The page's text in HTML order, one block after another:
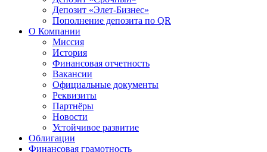
Депозит «Элет-Бизнес»
Пополнение депозита по QR
О Компании
Миссия
История
Финансовая отчетность
Вакансии
Официальные документы
Реквизиты
Партнёры
Новости
Устойчивое развитие
Облигации
Финансовая грамотность